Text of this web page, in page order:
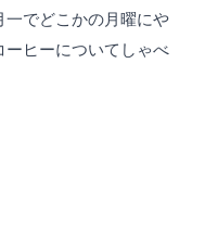
でどこかの月曜にや
ヒーについてしゃべ